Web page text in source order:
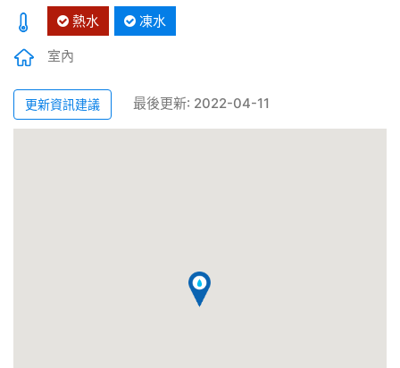
熱水 凍水
室內
更新資訊建議 最後更新: 2022-04-11